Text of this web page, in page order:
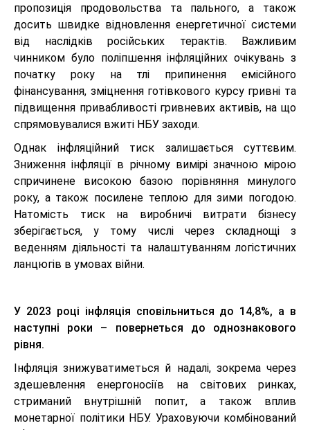
пропозиція продовольства та пального, а також
досить швидке відновлення енергетичної системи
від наслідків російських терактів. Важливим
чинником було поліпшення інфляційних очікувань з
початку року на тлі припинення емісійного
фінансування, зміцнення готівкового курсу гривні та
підвищення привабливості гривневих активів, на що
спрямовувалися вжиті НБУ заходи.
Однак інфляційний тиск залишається суттєвим.
Зниження інфляції в річному вимірі значною мірою
спричинене високою базою порівняння минулого
року, а також посилене теплою для зими погодою.
Натомість тиск на виробничі витрати бізнесу
зберігається, у тому числі через складнощі з
веденням діяльності та налаштуванням логістичних
ланцюгів в умовах війни.
У 2023 році інфляція сповільниться до 14,8%, а в
наступні роки – повернеться до однознакового
рівня.
Інфляція знижуватиметься й надалі, зокрема через
здешевлення енергоносіїв на світових ринках,
стриманий внутрішній попит, а також вплив
монетарної політики НБУ. Ураховуючи комбінований